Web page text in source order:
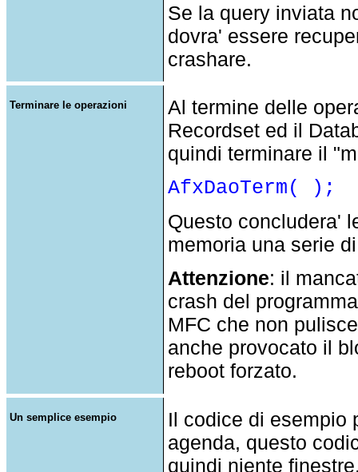
Se la query inviata
dovra' essere
crashare.
Terminare le operazioni
Al termine delle
Recordset ed il
quindi terminare il
AfxDaoTerm( );
Questo concludera'
memoria una serie
Attenzione: il
crash del
MFC che non
anche provocato il
reboot forzato.
Un semplice esempio
Il codice di esempio
agenda, questo
quindi niente